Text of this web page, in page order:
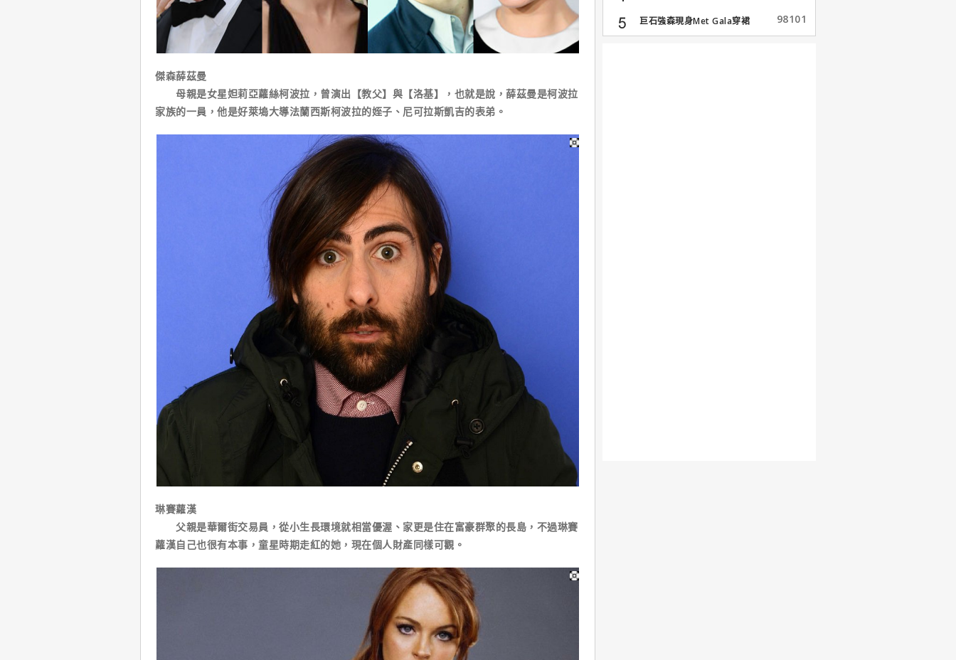
傑森薛茲曼
母親是女星妲莉亞蘿絲柯波拉，曾演出【教父】與【洛基】，也就是說，薛茲曼是柯波拉
家族的一員，他是好萊塢大導法蘭西斯柯波拉的姪子、尼可拉斯凱吉的表弟。
琳賽蘿漢
父親是華爾街交易員，從小生長環境就相當優渥、家更是住在富豪群聚的長島，不過琳賽
蘿漢自己也很有本事，童星時期走紅的她，現在個人財產同樣可觀。
巨石強森現身Met Gala穿裙
子...
98101